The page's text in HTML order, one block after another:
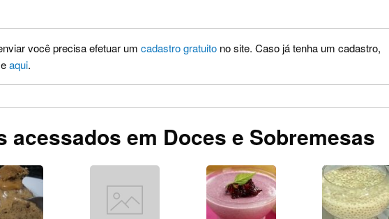
você precisa efetuar um cadastro gratuito no site. Caso já tenha um cadastro,
aqui.
acessados em Doces e Sobremesas